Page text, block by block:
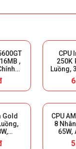
,
CPU
250K
Luồng,
Gold
CPU
8
65W,